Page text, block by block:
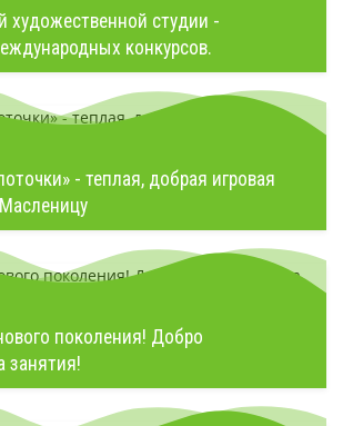
художественной студии -
конкурсов.
- теплая, добрая игровая
поколения! Добро
занятия!